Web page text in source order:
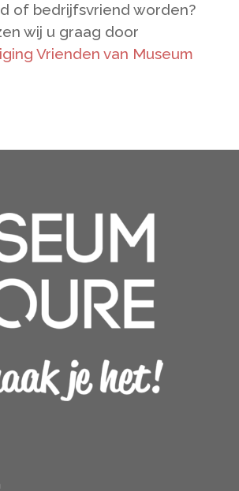
of bedrijfsvriend worden?
wij u graag door
Vrienden van Museum